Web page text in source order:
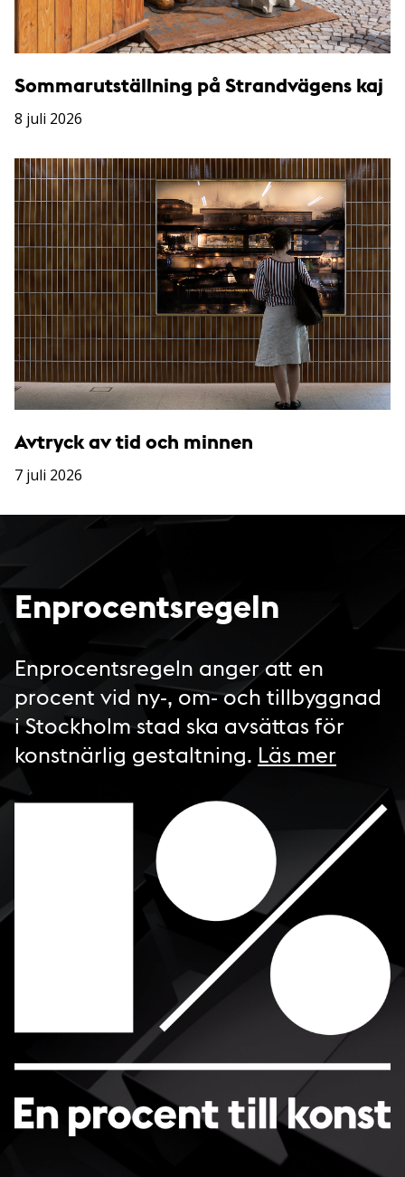
Sommarutställning på Strandvägens kaj
8 juli 2026
Avtryck av tid och minnen
7 juli 2026
Enprocentsregeln
Enprocentsregeln anger att en
procent vid ny-, om- och tillbyggnad
i Stockholm stad ska avsättas för
konstnärlig gestaltning. Läs mer